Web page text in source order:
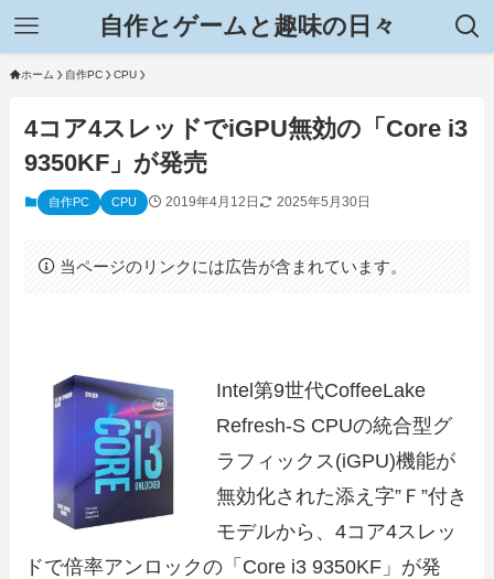
自作とゲームと趣味の日々
ホーム 自作PC CPU
4コア4スレッドでiGPU無効の「Core i3
9350KF」が発売
自作PC CPU 2019年4月12日 2025年5月30日
当ページのリンクには広告が含まれています。
Intel第9世代CoffeeLake
Refresh-S CPUの統合型グ
ラフィックス(iGPU)機能が
無効化された添え字”Ｆ”付き
モデルから、4コア4スレッ
ドで倍率アンロックの「Core i3 9350KF」が発